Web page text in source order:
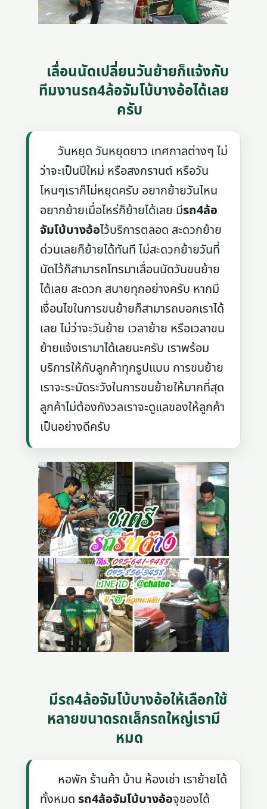
เลื่อนนัดเปลี่ยนวันย้ายก็แจ้งกับ
ทีมงานรถ4ล้อจัมโบ้บางอ้อได้เลย
ครับ
วันหยุด วันหยุดยาว เทศกาลต่างๆ ไม่
ว่าจะเป็นปีใหม่ หรือสงกรานต์ หรือวัน
ไหนๆเราก็ไม่หยุดครับ อยากย้ายวันไหน
อยากย้ายเมื่อไหร่ก็ย้ายได้เลย มีรถ4ล้อ
จัมโบ้บางอ้อไว้บริการตลอด สะดวกย้าย
ด่วนเลยก็ย้ายได้ทันที ไม่สะดวกย้ายวันที่
นัดไว้ก็สามารถโทรมาเลื่อนนัดวันขนย้าย
ได้เลย สะดวก สบายทุกอย่างครับ หากมี
เงื่อนไขในการขนย้ายก็สามารถบอกเราได้
เลย ไม่ว่าจะวันย้าย เวลาย้าย หรือเวลาขน
ย้ายแจ้งเรามาได้เลยนะครับ เราพร้อม
บริการให้กับลูกค้าทุกรูปแบบ การขนย้าย
เราจะระมัดระวังในการขนย้ายให้มากที่สุด
ลูกค้าไม่ต้องกังวลเราจะดูแลของให้ลูกค้า
เป็นอย่างดีครับ
มีรถ4ล้อจัมโบ้บางอ้อให้เลือกใช้
หลายขนาดรถเล็กรถใหญ่เรามี
หมด
หอพัก ร้านค้า บ้าน ห้องเช่า เราย้ายได้
ทั้งหมดรถ4ล้อจัมโบ้บางอ้อจุของได้